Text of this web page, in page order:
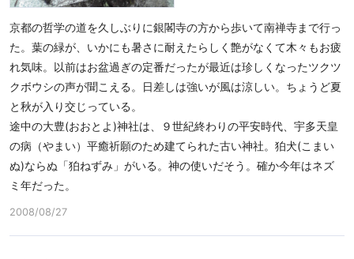
京都の哲学の道を久しぶりに銀閣寺の方から歩いて南禅寺まで行っ
た。葉の緑が、いかにも暑さに耐えたらしく艶がなくて木々もお疲
れ気味。以前はお盆過ぎの定番だったが最近は珍しくなったツクツ
クボウシの声が聞こえる。日差しは強いが風は涼しい。ちょうど夏
と秋が入り交じっている。
途中の大豊(おおとよ)神社は、９世紀終わりの平安時代、宇多天皇
の病（やまい）平癒祈願のため建てられた古い神社。狛犬(こまい
ぬ)ならぬ「狛ねずみ」がいる。神の使いだそう。確か今年はネズ
ミ年だった。
2008/08/27